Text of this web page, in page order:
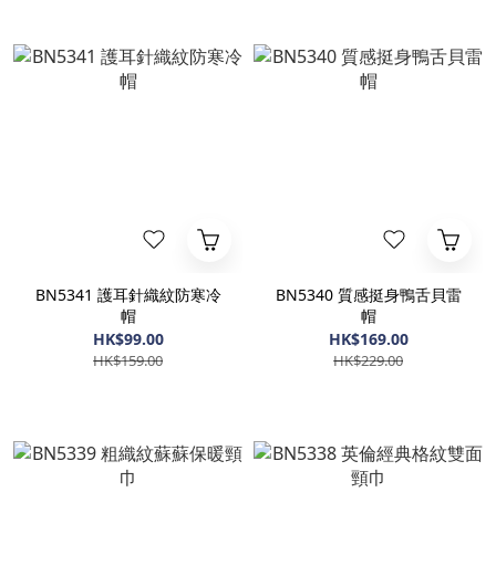
BN5341 護耳針織紋防寒冷
帽
HK$99.00
HK$159.00
BN5340 質感挺身鴨舌貝雷
帽
HK$169.00
HK$229.00